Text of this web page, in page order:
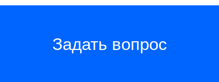
Задать вопрос